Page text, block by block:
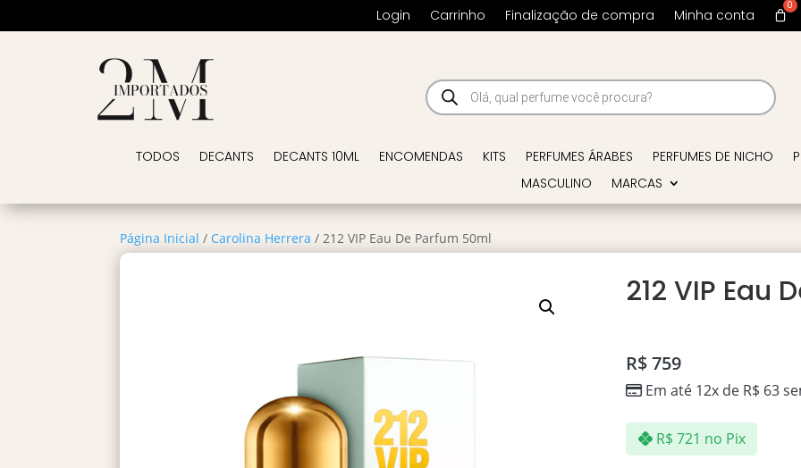
Login Carrinho Finalização de compra Minha conta
Pesquisar
produtos
TODOS DECANTS DECANTS 10ML ENCOMENDAS KITS PERFUMES ÁRABES PERFUMES DE NICHO
MASCULINO
MARCAS
Página Inicial / Carolina Herrera / 212 VIP Eau De Parfum 50ml
212 VIP Eau
R$759
Em até 12x de R$ 63
R$ 721 no Pix